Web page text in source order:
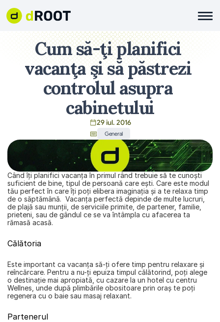
Cum să-ţi planifici
vacanţa şi să păstrezi
controlul asupra
cabinetului
29 iul. 2016
General
Când îţi planifici vacanţa în primul rând trebuie să te cunoşti
suficient de bine, tipul de persoană care eşti. Care este modul
tău perfect în care îţi poţi elibera imaginaţia și a te relaxa timp
de o săptămână.  Vacanţa perfectă depinde de multe lucruri,
de plajă sau munţii, de serviciile primite, de partener, familie,
prieteni, sau de gândul ce se va întâmpla cu afacerea ta
rămasă acasă.
Călătoria
Este important ca vacanţa să-ţi ofere timp pentru relaxare şi
reîncărcare. Pentru a nu-ţi epuiza timpul călătorind, poţi alege
o destinaţie mai apropiată, cu cazare la un hotel cu centru
Wellnes, unde după plimbările obositoare prin oraş te poţi
regenera cu o baie sau masaj relaxant.
Partenerul